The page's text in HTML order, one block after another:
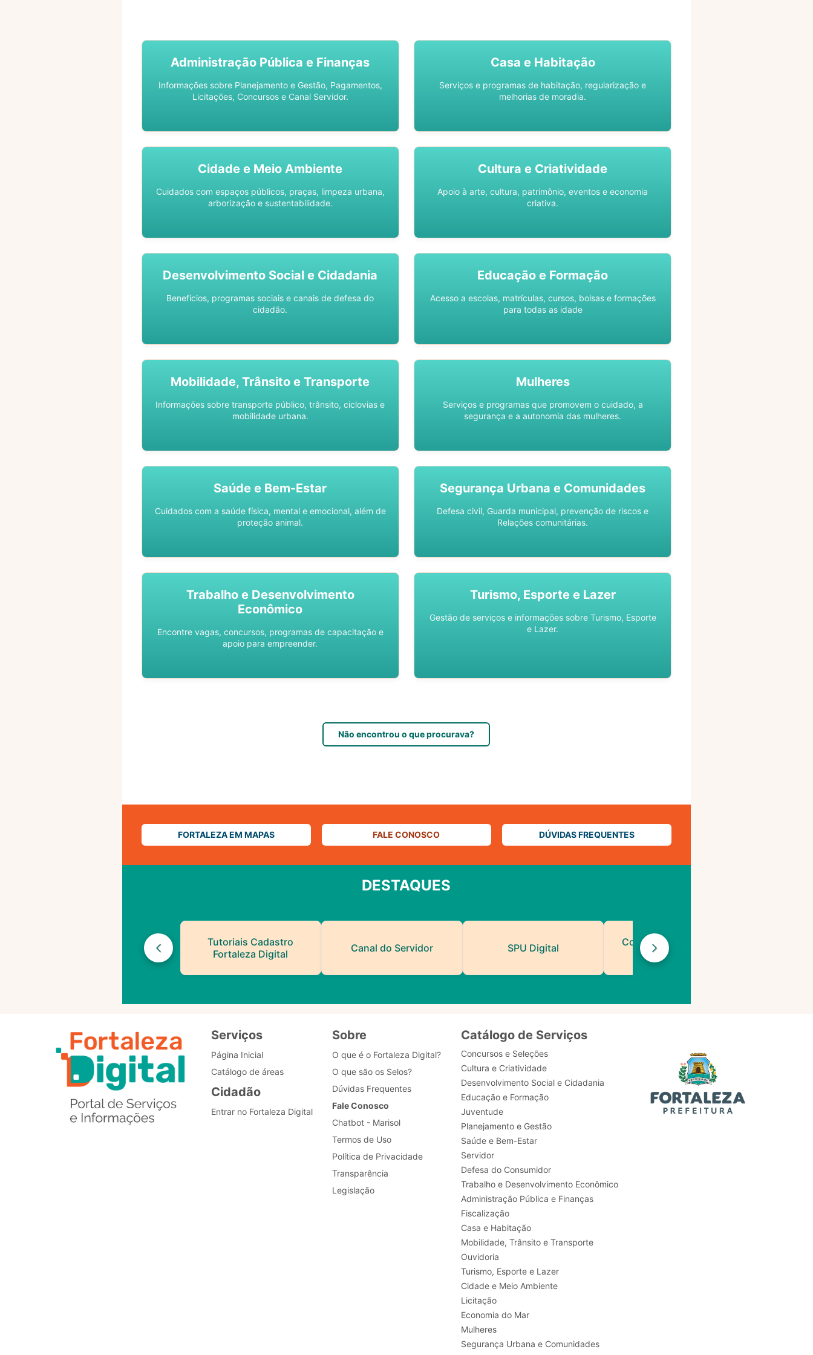
Administração Pública e Finanças
Informações sobre Planejamento e Gestão, Pagamentos,
Licitações, Concursos e Canal Servidor.
Casa e Habitação
Serviços e programas de habitação, regularização e
melhorias de moradia.
Cidade e Meio Ambiente
Cuidados com espaços públicos, praças, limpeza urbana,
arborização e sustentabilidade.
Cultura e Criatividade
Apoio à arte, cultura, patrimônio, eventos e economia
criativa.
Desenvolvimento Social e Cidadania
Benefícios, programas sociais e canais de defesa do
cidadão.
Educação e Formação
Acesso a escolas, matrículas, cursos, bolsas e formações
para todas as idade
Mobilidade, Trânsito e Transporte
Informações sobre transporte público, trânsito, ciclovias e
mobilidade urbana.
Mulheres
Serviços e programas que promovem o cuidado, a
segurança e a autonomia das mulheres.
Saúde e Bem-Estar
Cuidados com a saúde física, mental e emocional, além de
proteção animal.
Segurança Urbana e Comunidades
Defesa civil, Guarda municipal, prevenção de riscos e
Relações comunitárias.
Trabalho e Desenvolvimento
Econômico
Encontre vagas, concursos, programas de capacitação e
apoio para empreender.
Turismo, Esporte e Lazer
Gestão de serviços e informações sobre Turismo, Esporte
e Lazer.
Não encontrou o que procurava?
FORTALEZA EM MAPAS FALE CONOSCO DÚVIDAS FREQUENTES
DESTAQUES
Tutoriais Cadastro
Fortaleza Digital
Canal do Servidor SPU Digital
Contatos de Protocolo
da PMF
Serviços
Página Inicial
Catálogo de áreas
Cidadão
Entrar no Fortaleza Digital
Sobre
O que é o Fortaleza Digital?
O que são os Selos?
Dúvidas Frequentes
Fale Conosco
Chatbot - Marisol
Termos de Uso
Política de Privacidade
Transparência
Legislação
Catálogo de Serviços
Concursos e Seleções
Cultura e Criatividade
Desenvolvimento Social e Cidadania
Educação e Formação
Juventude
Planejamento e Gestão
Saúde e Bem-Estar
Servidor
Defesa do Consumidor
Trabalho e Desenvolvimento Econômico
Administração Pública e Finanças
Fiscalização
Casa e Habitação
Mobilidade, Trânsito e Transporte
Ouvidoria
Turismo, Esporte e Lazer
Cidade e Meio Ambiente
Licitação
Economia do Mar
Mulheres
Segurança Urbana e Comunidades